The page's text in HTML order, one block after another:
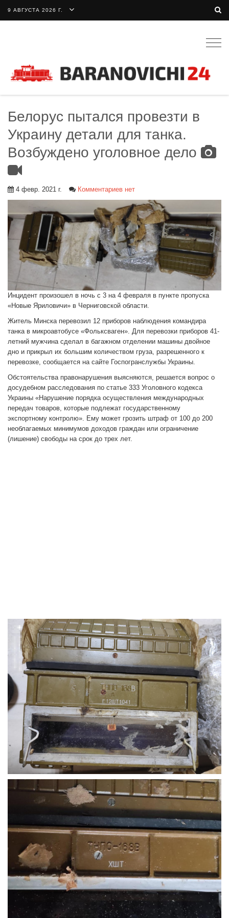
9 АВГУСТА 2026 Г.
Белорус пытался провезти в
Украину детали для танка.
Возбуждено уголовное дело
4 февр. 2021 г. Комментариев нет
Инцидент произошел в ночь с 3 на 4 февраля в пункте пропуска
«Новые Яриловичи» в Черниговской области.
Житель Минска перевозил 12 приборов наблюдения командира
танка в микроавтобусе «Фольксваген». Для перевозки приборов 41-
летний мужчина сделал в багажном отделении машины двойное
дно и прикрыл их большим количеством груза, разрешенного к
перевозке, сообщается на сайте Госпогранслужбы Украины.
Обстоятельства правонарушения выясняются, решается вопрос о
досудебном расследования по статье 333 Уголовного кодекса
Украины «Нарушение порядка осуществления международных
передач товаров, которые подлежат государственному
экспортному контролю». Ему может грозить штраф от 100 до 200
необлагаемых минимумов доходов граждан или ограничение
(лишение) свободы на срок до трех лет.